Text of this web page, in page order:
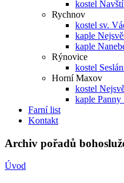
kostel
Rychnov
kostel sv.
kaple
kaple
Rýnovice
kostel
Horní Maxov
kostel
kaple
Farní list
Kontakt
Archiv pořadů
Úvod